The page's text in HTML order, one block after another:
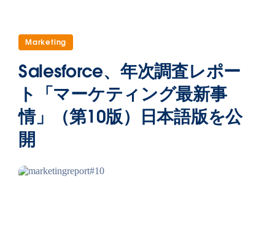
Marketing
Salesforce、年次調査レポー
ト「マーケティング最新事
情」（第10版）日本語版を公
開